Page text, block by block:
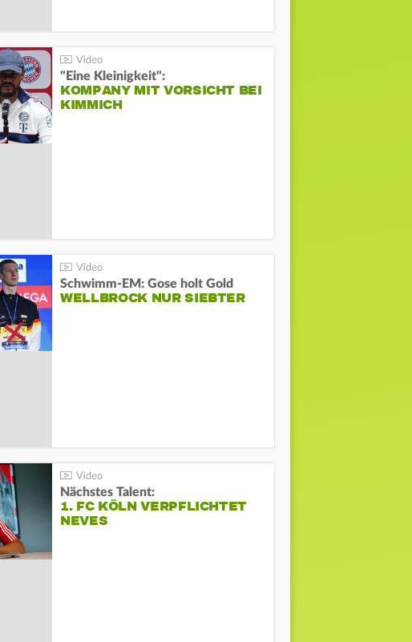
"Eine Kleinigkeit":
KOMPANY MIT VORSICHT BEI
KIMMICH
Schwimm-EM: Gose holt Gold
WELLBROCK NUR SIEBTER
Nächstes Talent:
1. FC KÖLN VERPFLICHTET
NEVES